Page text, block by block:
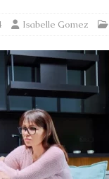
Isabelle Gomez